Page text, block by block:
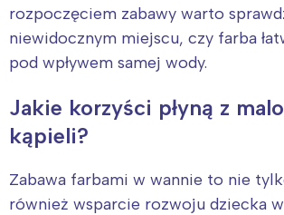
rozpoczęciem zabawy warto
niewidocznym miejscu, czy farba
pod wpływem samej wody.
Jakie korzyści płyną z
kąpieli?
Zabawa farbami w wannie to nie
również wsparcie rozwoju dziecka